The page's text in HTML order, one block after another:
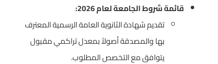
قائمة شروط الجامعة لعام 2026:
تقديم شهادة الثانوية العامة الرسمية المعترف
بها والمصدقة أصولاً بمعدل تراكمي مقبول
يتوافق مع التخصص المطلوب.